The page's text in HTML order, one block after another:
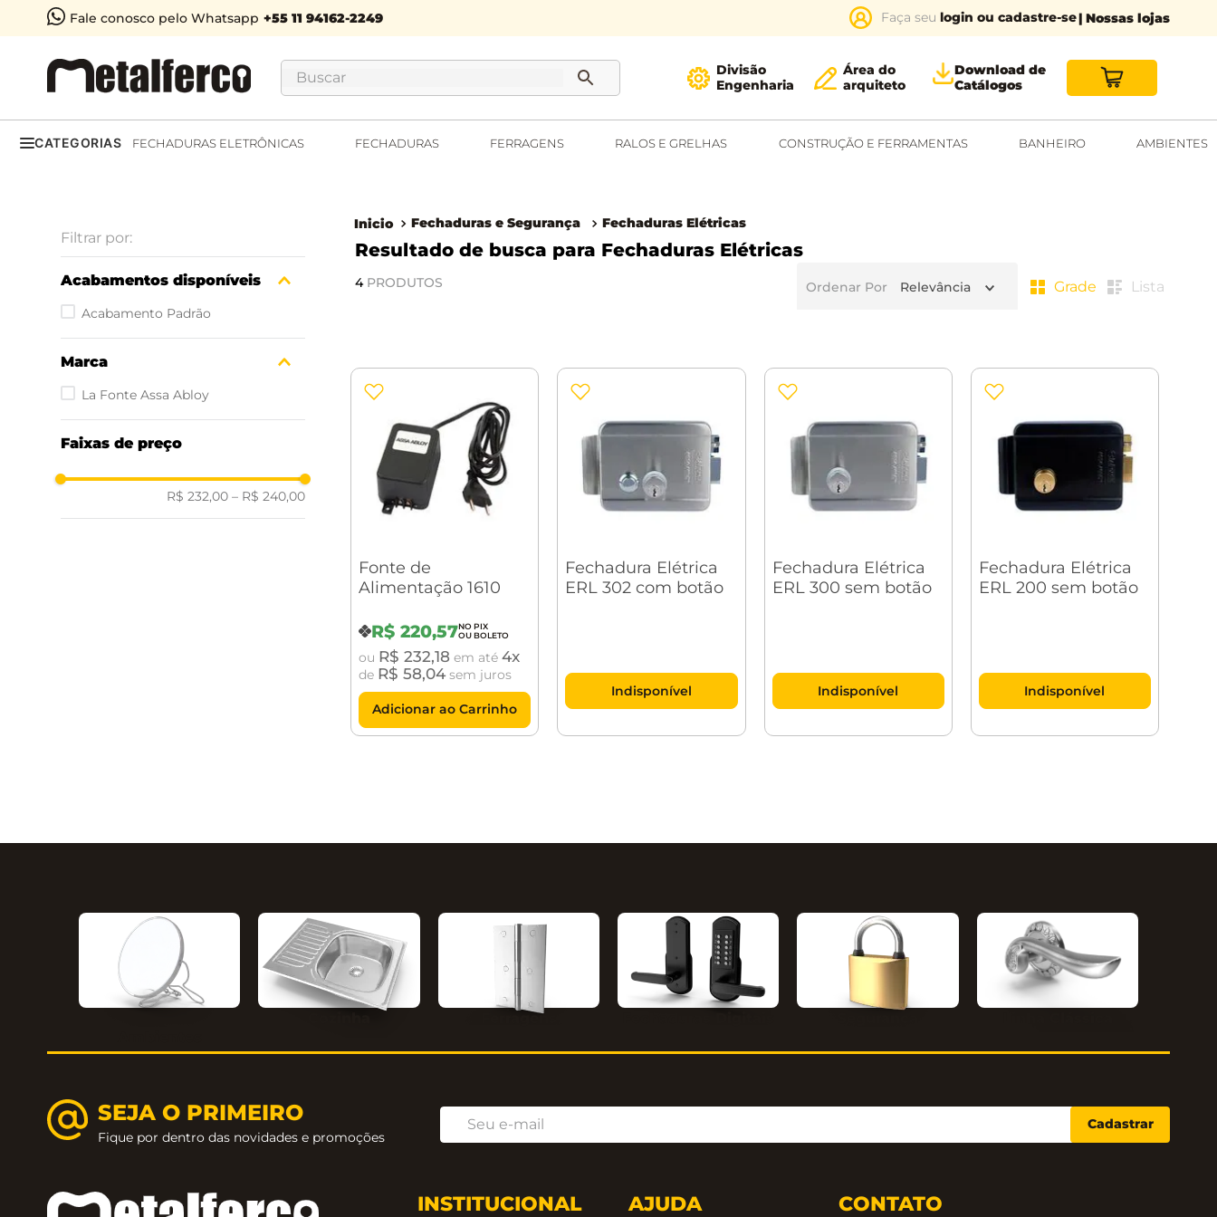
Fale conosco pelo Whatsapp login ou cadastre-se| Nossas lojas
Buscar
Divisão
Engenharia
Área do
arquiteto
Download de
Catálogos
CATEGORIAS FECHADURAS ELETRÔNICAS FECHADURAS FERRAGENS RALOS E GRELHAS CONSTRUÇÃO E FERRAMENTAS BANHEIRO AMBIENTES
Acabamentos disponíveis
Acabamento Padrão
Marca
La Fonte Assa Abloy
Faixas de preço
R$ 232,00 – R$ 240,00
Fechaduras e Segurança Fechaduras Elétricas
Fechaduras Elétricas
4 PRODUTOS Ordenar Por Relevância Grade Lista
Fonte de
Alimentação 1610
R$ 220,57
ou R$ 232,18 em até 4
de R$ 58,04sem juros
Adicionar ao Carrinho
Fechadura Elétrica
ERL 302 com botão
Indisponível
Fechadura Elétrica
ERL 300 sem botão
Indisponível
Fechadura Elétrica
ERL 200 sem botão
Indisponível
Ferragens
SEJA O PRIMEIRO
Fique por dentro das novidades e promoções
Cadastrar
INSTITUCIONAL AJUDA CONTATO